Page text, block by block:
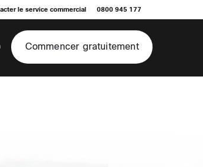
le service commercial 0800 945 177
Commencer gratuitement